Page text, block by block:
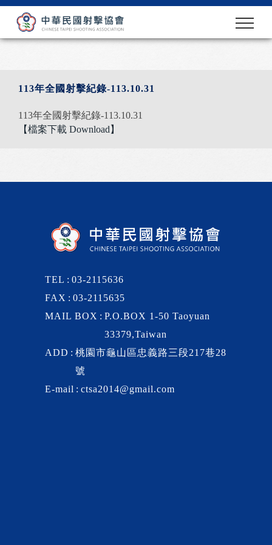
113年全國射擊紀錄-113.10.31
113年全國射擊紀錄-113.10.31
【檔案下載 Download】
TEL
03-2115636
FAX
03-2115635
MAIL BOX
P.O.BOX 1-50 Taoyuan
33379,Taiwan
ADD
桃園市龜山區忠義路三段217巷28
號
E-mail
ctsa2014@gmail.com